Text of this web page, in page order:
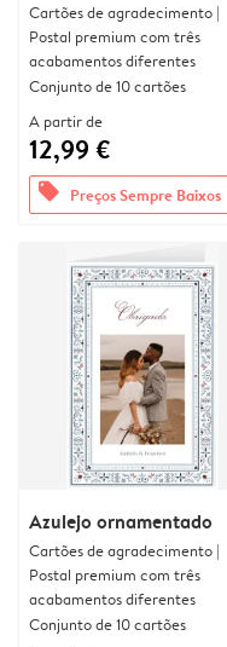
Cartões de agradecimento |
Postal premium com três
acabamentos diferentes
Conjunto de 10 cartões
A partir de
12,99 €
offers Preços Sempre Baixos
Azulejo ornamentado
Cartões de agradecimento |
Postal premium com três
acabamentos diferentes
Conjunto de 10 cartões